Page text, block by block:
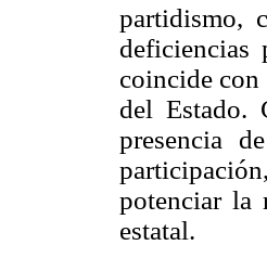
partidismo,
deficiencias
coincide
del Estado.
presencia
potenciar la
estatal.